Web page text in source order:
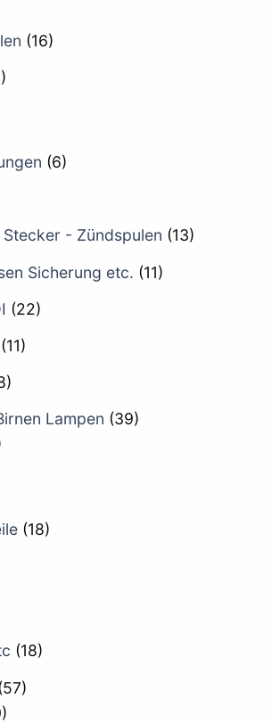
(16)
(6)
- Zündspulen (13)
Sicherung etc. (11)
(22)
(11)
Lampen (39)
(18)
(18)